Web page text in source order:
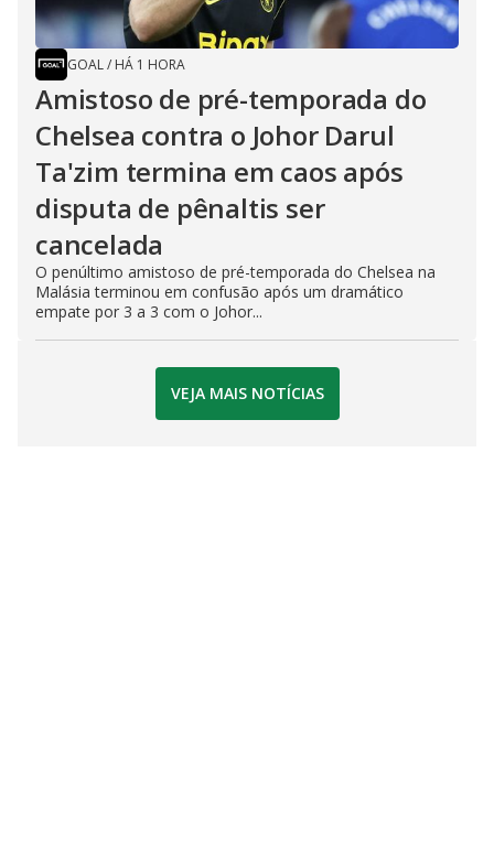
GOAL/ HÁ 1 HORA
Amistoso de pré-temporada do
Chelsea contra o Johor Darul
Ta'zim termina em caos após
disputa de pênaltis ser
cancelada
O penúltimo amistoso de pré-temporada do Chelsea na
Malásia terminou em confusão após um dramático
empate por 3 a 3 com o Johor...
VEJA MAIS NOTÍCIAS